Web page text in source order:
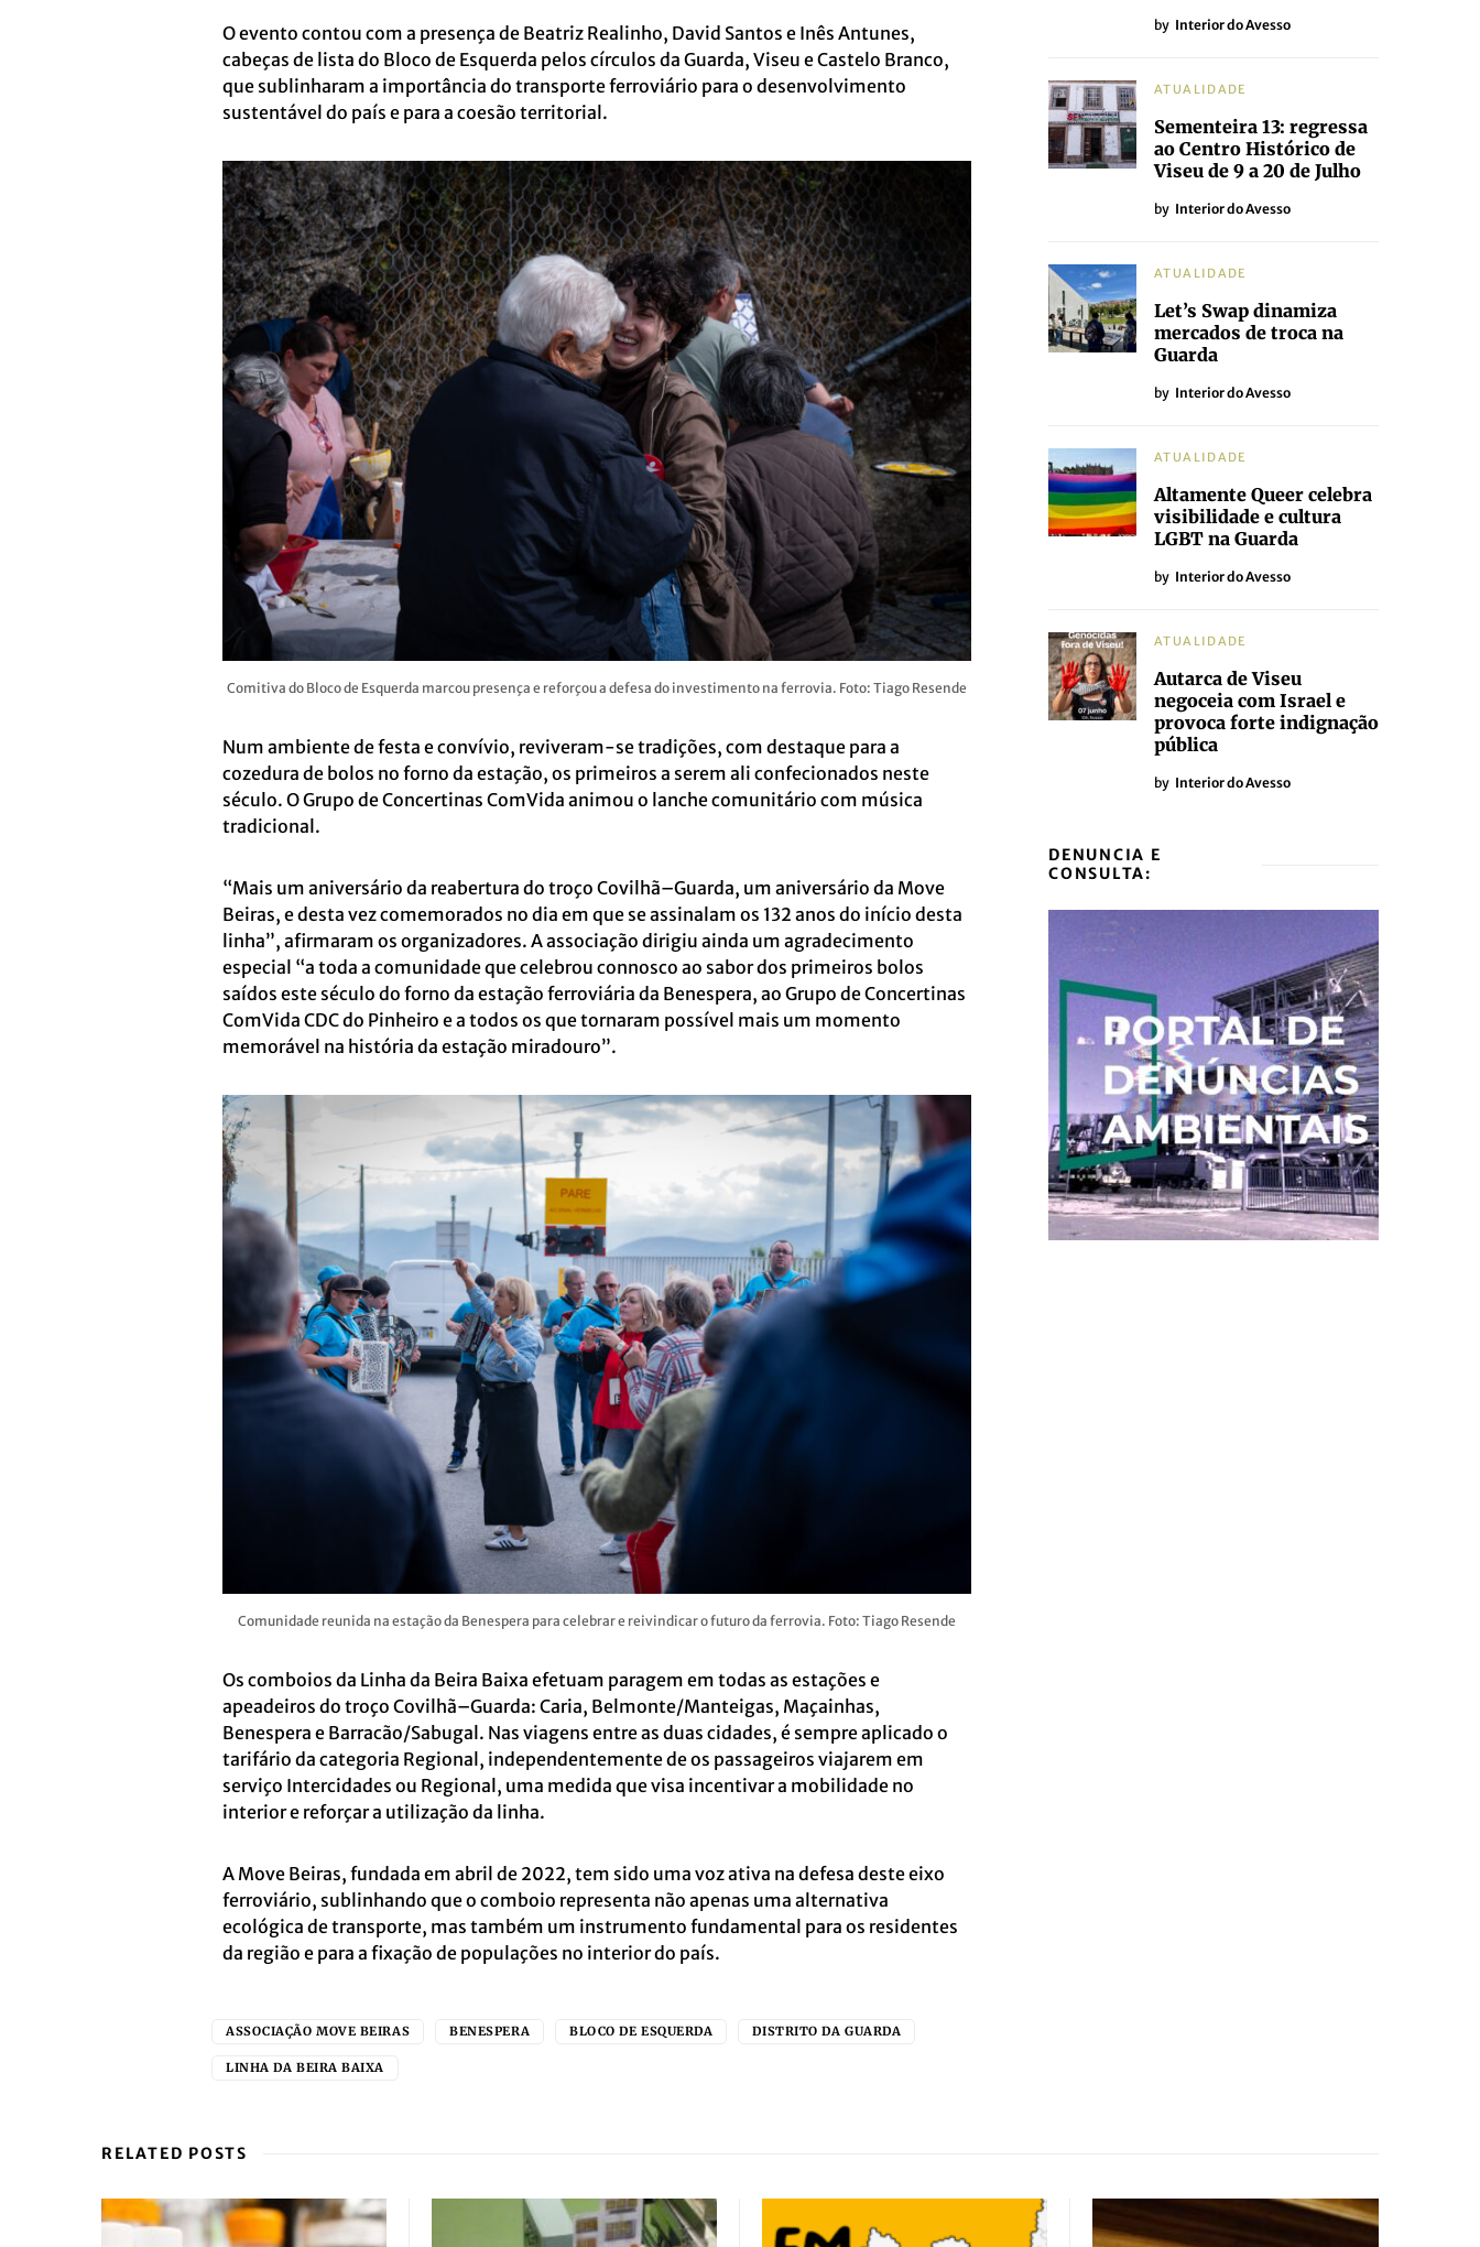
O evento contou com a presença de Beatriz Realinho, David Santos e Inês Antunes,
cabeças de lista do Bloco de Esquerda pelos círculos da Guarda, Viseu e Castelo Branco,
que sublinharam a importância do transporte ferroviário para o desenvolvimento
sustentável do país e para a coesão territorial.
Comitiva do Bloco de Esquerda marcou presença e reforçou a defesa do investimento na ferrovia. Foto: Tiago Resende
Num ambiente de festa e convívio, reviveram-se tradições, com destaque para a
cozedura de bolos no forno da estação, os primeiros a serem ali confecionados neste
século. O Grupo de Concertinas ComVida animou o lanche comunitário com música
tradicional.
“Mais um aniversário da reabertura do troço Covilhã–Guarda, um aniversário da Move
Beiras, e desta vez comemorados no dia em que se assinalam os 132 anos do início desta
linha”, afirmaram os organizadores. A associação dirigiu ainda um agradecimento
especial “a toda a comunidade que celebrou connosco ao sabor dos primeiros bolos
saídos este século do forno da estação ferroviária da Benespera, ao Grupo de Concertinas
ComVida CDC do Pinheiro e a todos os que tornaram possível mais um momento
memorável na história da estação miradouro”.
Comunidade reunida na estação da Benespera para celebrar e reivindicar o futuro da ferrovia. Foto: Tiago Resende
Os comboios da Linha da Beira Baixa efetuam paragem em todas as estações e
apeadeiros do troço Covilhã–Guarda: Caria, Belmonte/Manteigas, Maçainhas,
Benespera e Barracão/Sabugal. Nas viagens entre as duas cidades, é sempre aplicado o
tarifário da categoria Regional, independentemente de os passageiros viajarem em
serviço Intercidades ou Regional, uma medida que visa incentivar a mobilidade no
interior e reforçar a utilização da linha.
A Move Beiras, fundada em abril de 2022, tem sido uma voz ativa na defesa deste eixo
ferroviário, sublinhando que o comboio representa não apenas uma alternativa
ecológica de transporte, mas também um instrumento fundamental para os residentes
da região e para a fixação de populações no interior do país.
ASSOCIAÇÃO MOVE BEIRAS BENESPERA BLOCO DE ESQUERDA DISTRITO DA GUARDA
LINHA DA BEIRA BAIXA
by Interior do Avesso
ATUALIDADE
Sementeira 13: regressa
ao Centro Histórico de
Viseu de 9 a 20 de Julho
by Interior do Avesso
ATUALIDADE
Let’s Swap dinamiza
mercados de troca na
Guarda
by Interior do Avesso
ATUALIDADE
Altamente Queer celebra
visibilidade e cultura
LGBT na Guarda
by Interior do Avesso
ATUALIDADE
Autarca de Viseu
negoceia com Israel e
provoca forte indignação
pública
by Interior do Avesso
DENUNCIA E
CONSULTA:
RELATED POSTS